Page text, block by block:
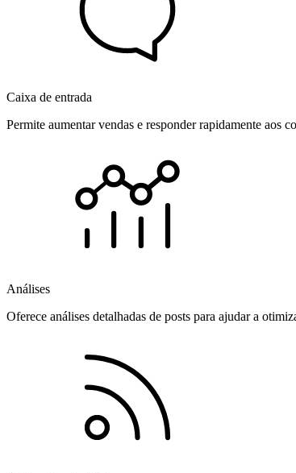
Caixa de entrada
Permite aumentar vendas e responder rapidamente aos
Análises
Oferece análises detalhadas de posts para ajudar a